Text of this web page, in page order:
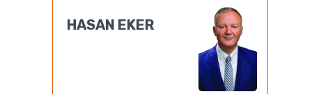
HASAN EKER